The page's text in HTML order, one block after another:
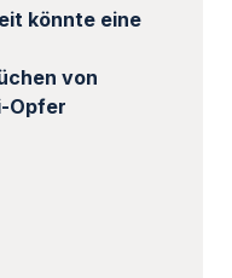
könnte eine
von
Opfer